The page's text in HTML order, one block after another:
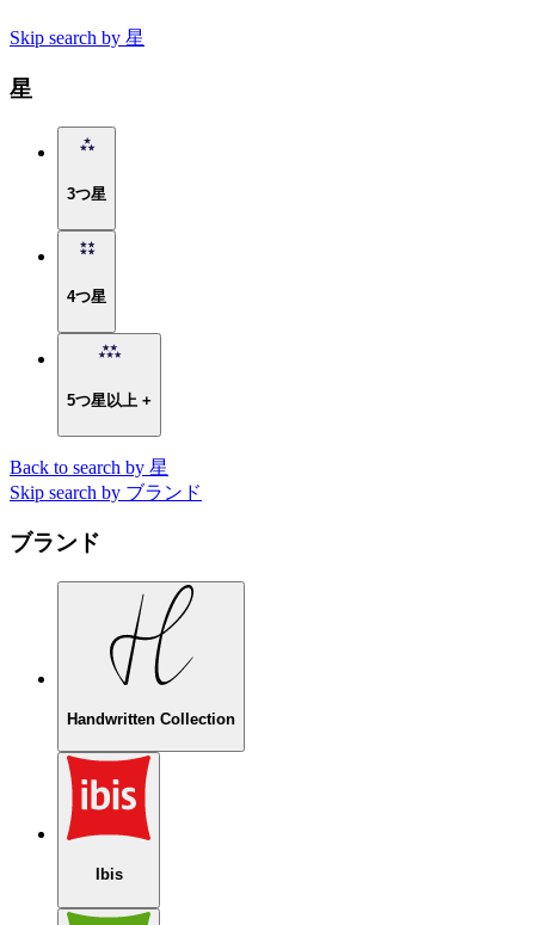
Skip search by 星
星
3つ星
4つ星
5つ星以上 +
Back to search by 星
Skip search by ブランド
ブランド
Handwritten Collection
Ibis